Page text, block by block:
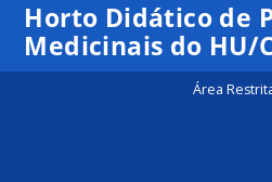
Horto Didático de
Medicinais do HU/
Área